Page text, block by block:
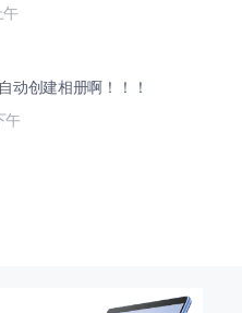
午
动创建相册啊！！！
午